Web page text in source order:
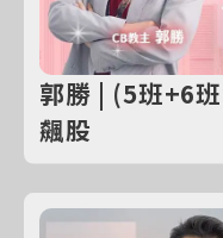
郭勝 | (5班+6
飆股